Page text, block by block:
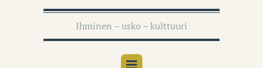
Ihminen – usko – kulttuuri